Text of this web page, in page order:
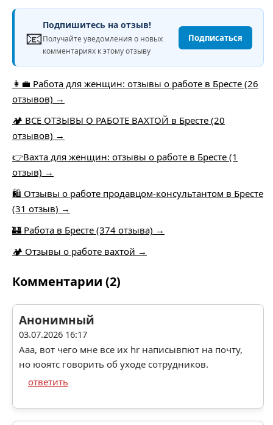
📧
Подпишитесь на отзыв!
Получайте уведомления о новых
комментариях к этому отзыву
Подписаться
👩‍💼 Работа для женщин: отзывы о работе в Бресте (26
отзывов) →
🏕️ ВСЕ ОТЗЫВЫ О РАБОТЕ ВАХТОЙ в Бресте (20
отзывов) →
👉Вахта для женщин: отзывы о работе в Бресте (1
отзыв) →
🛍️ Отзывы о работе продавцом-консультантом в Бресте
(31 отзыв) →
🏰 Работа в Бресте (374 отзыва) →
🏕 Отзывы о работе вахтой →
Комментарии (2)
Анонимный
03.07.2026 16:17
Ааа, вот чего мне все их hr написывпют на почту,
но юоятс говорить об уходе сотрудников.
ответить